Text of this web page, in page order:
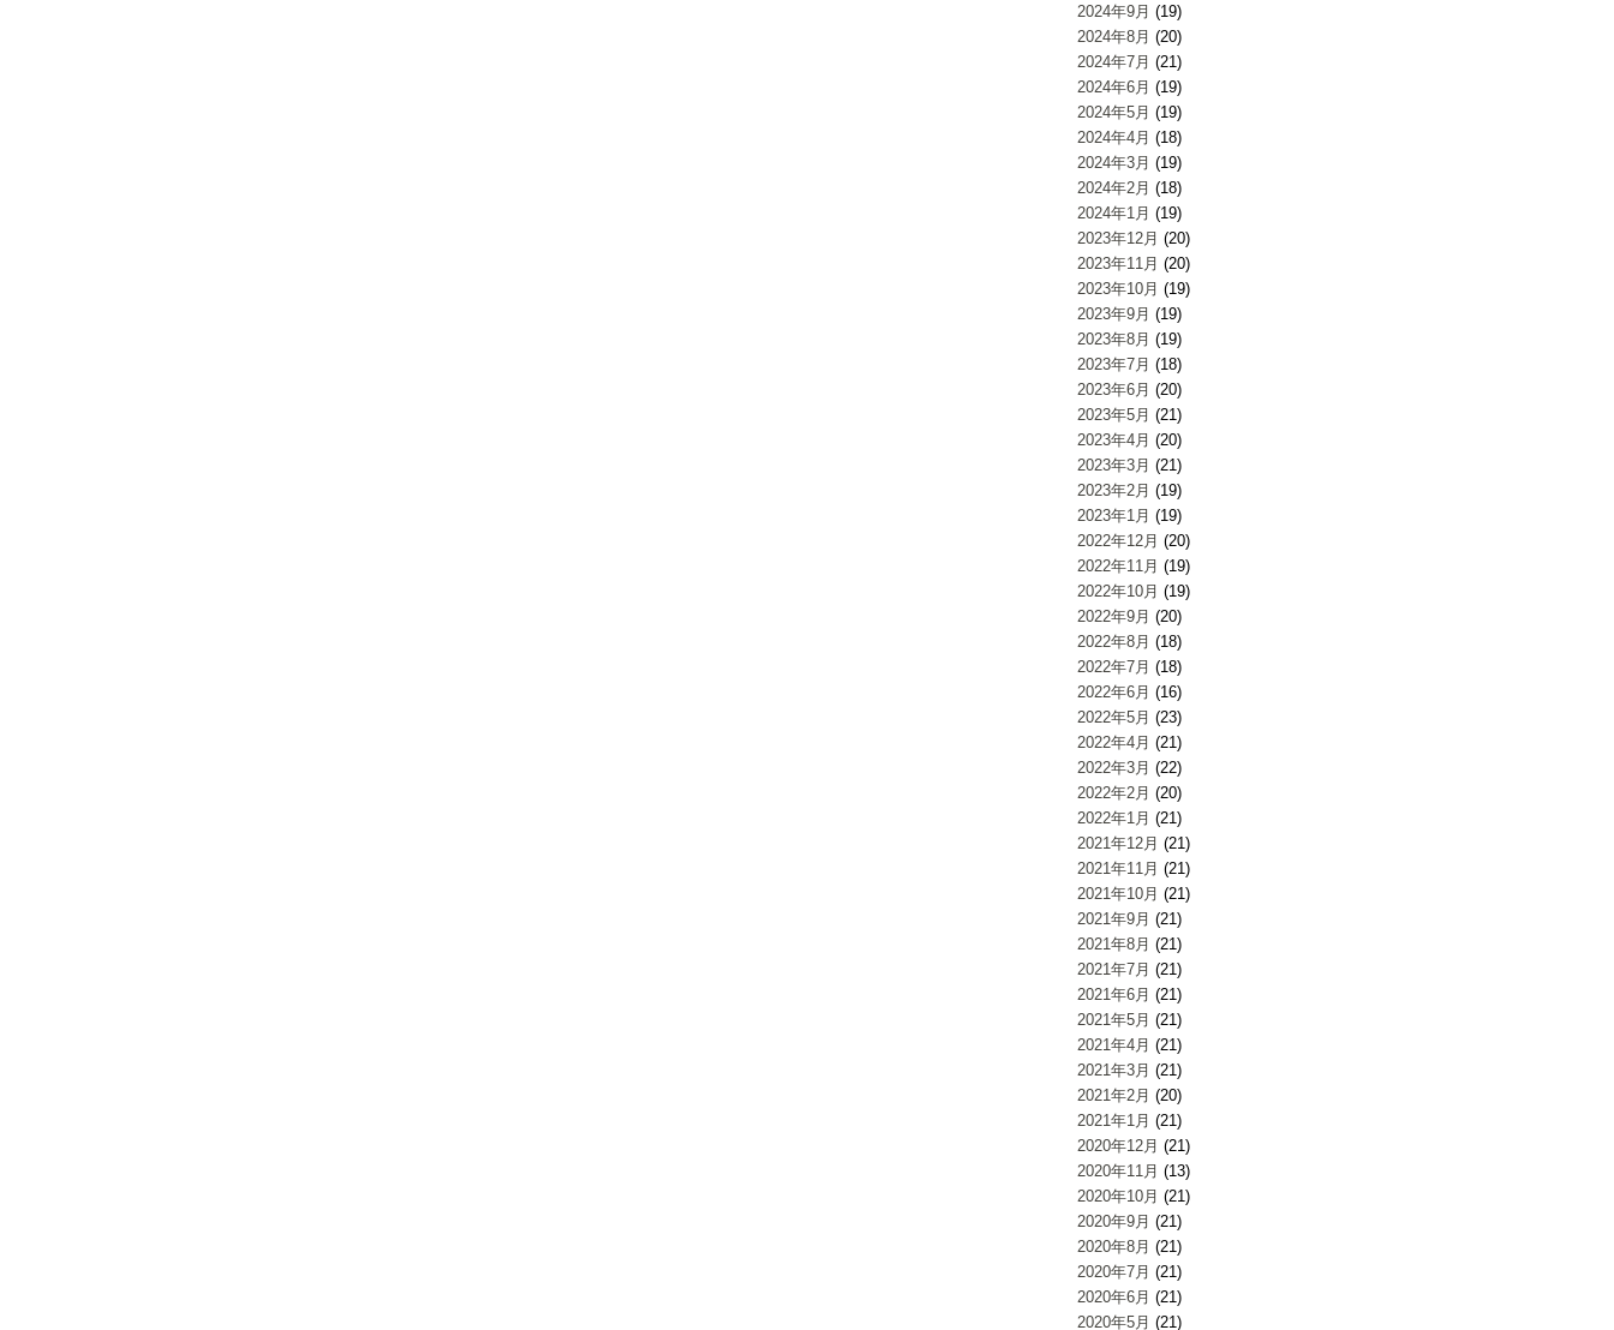
2024年9月 (19)
2024年8月 (20)
2024年7月 (21)
2024年6月 (19)
2024年5月 (19)
2024年4月 (18)
2024年3月 (19)
2024年2月 (18)
2024年1月 (19)
2023年12月 (20)
2023年11月 (20)
2023年10月 (19)
2023年9月 (19)
2023年8月 (19)
2023年7月 (18)
2023年6月 (20)
2023年5月 (21)
2023年4月 (20)
2023年3月 (21)
2023年2月 (19)
2023年1月 (19)
2022年12月 (20)
2022年11月 (19)
2022年10月 (19)
2022年9月 (20)
2022年8月 (18)
2022年7月 (18)
2022年6月 (16)
2022年5月 (23)
2022年4月 (21)
2022年3月 (22)
2022年2月 (20)
2022年1月 (21)
2021年12月 (21)
2021年11月 (21)
2021年10月 (21)
2021年9月 (21)
2021年8月 (21)
2021年7月 (21)
2021年6月 (21)
2021年5月 (21)
2021年4月 (21)
2021年3月 (21)
2021年2月 (20)
2021年1月 (21)
2020年12月 (21)
2020年11月 (13)
2020年10月 (21)
2020年9月 (21)
2020年8月 (21)
2020年7月 (21)
2020年6月 (21)
2020年5月 (21)